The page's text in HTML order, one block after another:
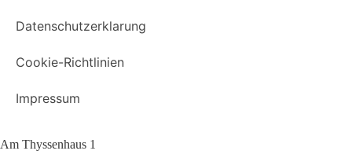
Datenschutzerklarung
Cookie-Richtlinien
Impressum
Am Thyssenhaus 1